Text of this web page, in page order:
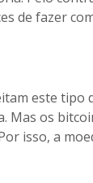
de fazer
este tipo
Mas os
isso, a